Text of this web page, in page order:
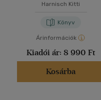
Harnisch Kitti
Könyv
Árinformációk
Kiadói ár: 8 990 Ft
Kosárba